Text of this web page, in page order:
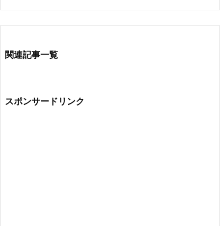
関連記事一覧
スポンサードリンク